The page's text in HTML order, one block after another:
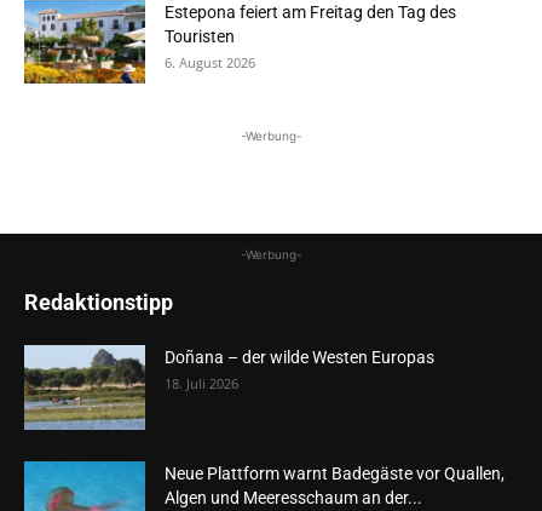
Estepona feiert am Freitag den Tag des
Touristen
6. August 2026
-Werbung-
-Werbung-
Redaktionstipp
Doñana – der wilde Westen Europas
18. Juli 2026
Neue Plattform warnt Badegäste vor Quallen,
Algen und Meeresschaum an der...